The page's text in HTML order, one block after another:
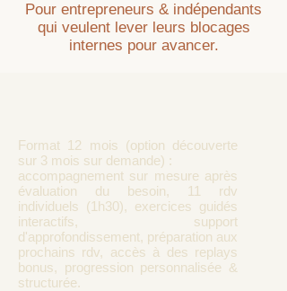
Pour entrepreneurs & indépendants
qui veulent lever leurs blocages
internes pour avancer.
Format 12 mois (option découverte
sur 3 mois sur demande) :
accompagnement sur mesure après
évaluation du besoin, 11 rdv
individuels (1h30), exercices guidés
interactifs, support
d'approfondissement, préparation aux
prochains rdv, accès à des replays
bonus, progression personnalisée &
structurée.